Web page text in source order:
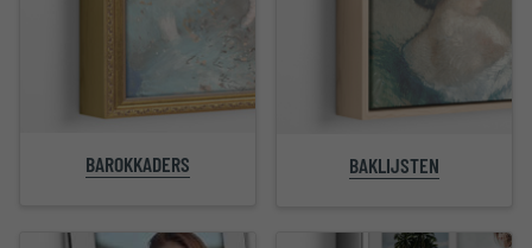
BAROKKADERS BAKLIJSTEN